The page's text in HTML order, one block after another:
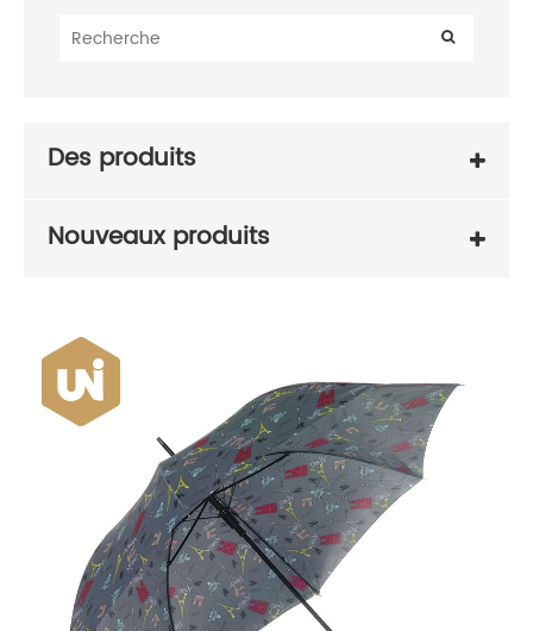
Des produits
Nouveaux produits